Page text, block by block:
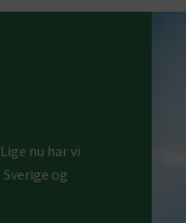
nu har vi
og